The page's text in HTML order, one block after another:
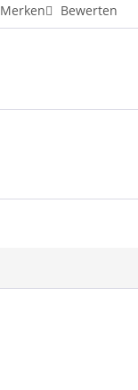
Merken Bewerten